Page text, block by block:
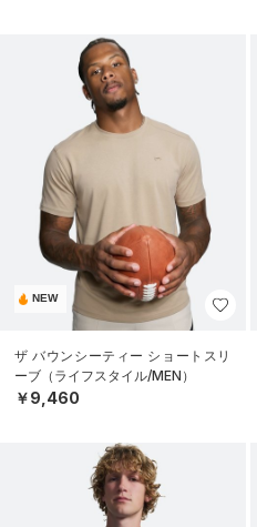
NEW
ザ バウンシーティー ショートスリ
ーブ（ライフスタイル/MEN）
￥9,460